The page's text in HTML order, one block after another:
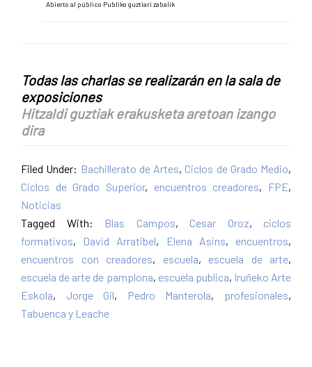
Abierto al público Publiko guztiari zabalik
Todas las charlas se realizarán en la sala de
exposiciones
Hitzaldi guztiak erakusketa aretoan izango
dira
Filed Under: Bachillerato de Artes, Ciclos de Grado Medio,
Ciclos de Grado Superior, encuentros creadores, FPE,
Noticias
Tagged With:
Blas Campos, Cesar Oroz, ciclos
formativos, David Arratibel, Elena Asins, encuentros,
encuentros con creadores, escuela, escuela de arte,
escuela de arte de pamplona, escuela publica, Iruñeko Arte
Eskola, Jorge Gil, Pedro Manterola, profesionales,
Tabuenca y Leache